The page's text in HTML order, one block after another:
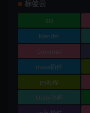
标签云
3D
blender
Gumroad
maya插件
ps教程
Unity动画